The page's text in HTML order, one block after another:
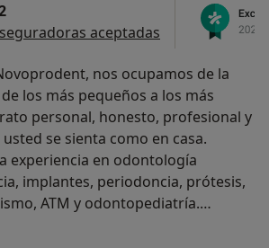
aceptadas
nos ocupamos de la
los más pequeños a los más
personal, honesto, profesional y
se sienta como en casa.
experiencia en odontología
implantes, periodoncia, prótesis,
ATM y odontopediatría.